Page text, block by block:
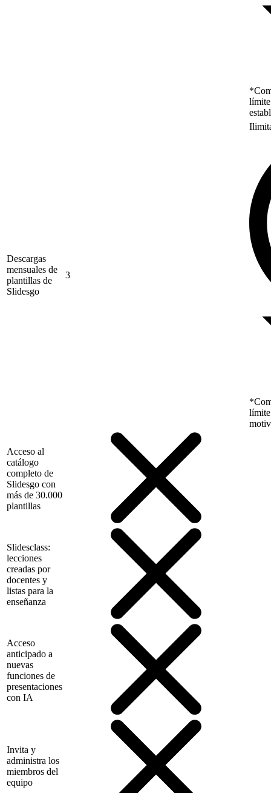
Descargas
mensuales de
plantillas de
Slidesgo
3
límite
Acceso al
catálogo
completo de
Slidesgo con
más de 30.000
plantillas
Slidesclass:
lecciones
creadas por
docentes y
listas para la
enseñanza
Acceso
anticipado a
nuevas
funciones de
presentaciones
con IA
Invita y
administra los
miembros del
equipo